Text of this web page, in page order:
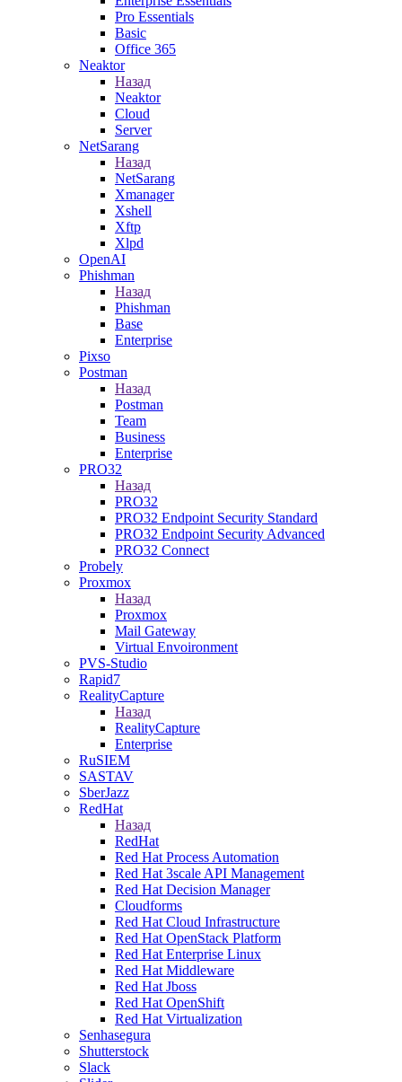
Pro Essentials
Basic
Office 365
Neaktor
Назад
Neaktor
Cloud
Server
NetSarang
Назад
NetSarang
Xmanager
Xshell
Xftp
Xlpd
OpenAI
Phishman
Назад
Phishman
Base
Enterprise
Pixso
Postman
Назад
Postman
Team
Business
Enterprise
PRO32
Назад
PRO32
PRO32 Endpoint Security Standard
PRO32 Endpoint Security Advanced
PRO32 Connect
Probely
Proxmox
Назад
Proxmox
Mail Gateway
Virtual Envoironment
PVS-Studio
Rapid7
RealityCapture
Назад
RealityCapture
Enterprise
RuSIEM
SASTAV
SberJazz
RedHat
Назад
RedHat
Red Hat Process Automation
Red Hat 3scale API Management
Red Hat Decision Manager
Cloudforms
Red Hat Cloud Infrastructure
Red Hat OpenStack Platform
Red Hat Enterprise Linux
Red Hat Middleware
Red Hat Jboss
Red Hat OpenShift
Red Hat Virtualization
Senhasegura
Shutterstock
Slack